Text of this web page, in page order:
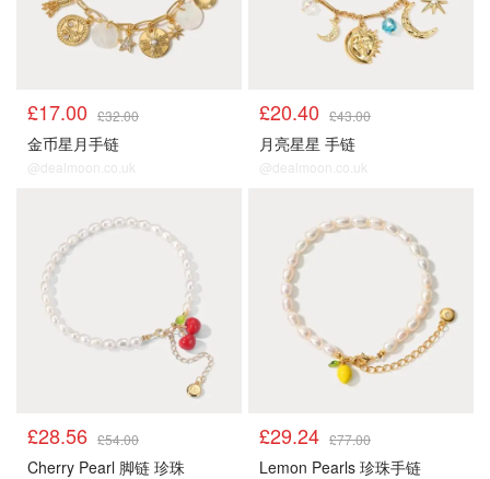
£17.00 £32.00
金币星月手链
@dealmoon.co.uk
£20.40 £43.00
月亮星星 手链
@dealmoon.co.uk
£28.56 £54.00
Cherry Pearl 脚链 珍珠
£29.24 £77.00
Lemon Pearls 珍珠手链